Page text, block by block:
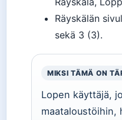
Räyskälän
sekä 3 (3).
MIKSI TÄMÄ ON
Lopen käyttäjä,
maataloustöihin,